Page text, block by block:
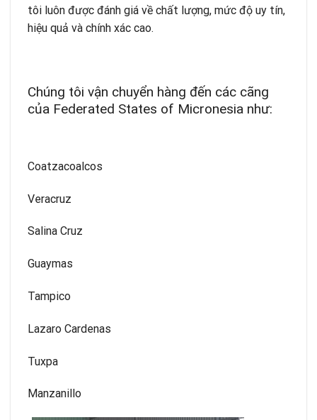
tôi luôn được đánh giá về chất lượng, mức độ uy tín,
hiệu quả và chính xác cao.
Chúng tôi vận chuyển hàng đến các cãng
của Federated States of Micronesia như:
Coatzacoalcos
Veracruz
Salina Cruz
Guaymas
Tampico
Lazaro Cardenas
Tuxpa
Manzanillo